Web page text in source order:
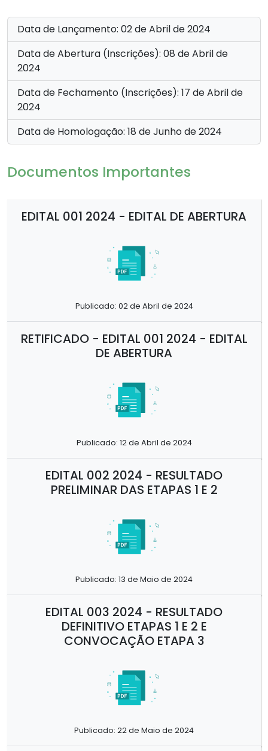
Data de Lançamento: 02 de Abril de 2024
Data de Abertura (Inscrições): 08 de Abril de
2024
Data de Fechamento (Inscrições): 17 de Abril de
2024
Data de Homologação: 18 de Junho de 2024
Documentos Importantes
EDITAL 001 2024 - EDITAL DE ABERTURA
Publicado: 02 de Abril de 2024
RETIFICADO - EDITAL 001 2024 - EDITAL
DE ABERTURA
Publicado: 12 de Abril de 2024
EDITAL 002 2024 - RESULTADO
PRELIMINAR DAS ETAPAS 1 E 2
Publicado: 13 de Maio de 2024
EDITAL 003 2024 - RESULTADO
DEFINITIVO ETAPAS 1 E 2 E
CONVOCAÇÃO ETAPA 3
Publicado: 22 de Maio de 2024